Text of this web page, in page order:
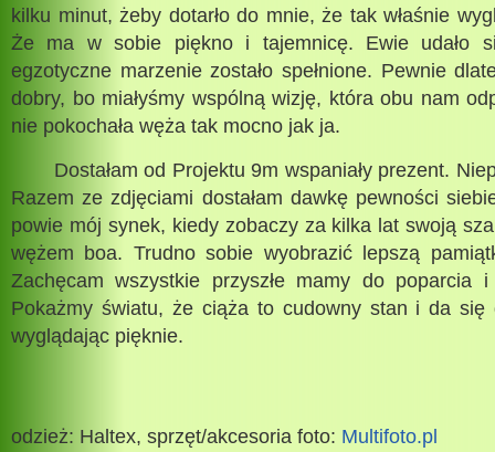
kilku minut, żeby dotarło do mnie, że tak właśnie
Że ma w sobie piękno i tajemnicę. Ewie udało
egzotyczne marzenie zostało spełnione. Pewnie
dobry, bo miałyśmy wspólną wizję, która obu nam
nie pokochała węża tak mocno jak ja.
Dostałam od Projektu 9m wspaniały prezent.
Razem ze zdjęciami dostałam dawkę pewności
powie mój synek, kiedy zobaczy za kilka lat swoją
wężem boa. Trudno sobie wyobrazić lepszą
Zachęcam wszystkie przyszłe mamy do poparcia
Pokażmy światu, że ciąża to cudowny stan i da się
wyglądając pięknie.
odzież: Haltex, sprzęt/akcesoria foto: Multifoto.pl